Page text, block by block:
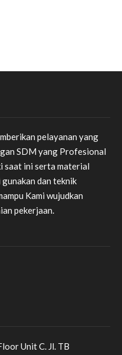
pelayanan yang
SDM yang Profesional
saat ini serta material
dan teknik
Kami wujudkan
pekerjaan.
Unit C. Jl. TB